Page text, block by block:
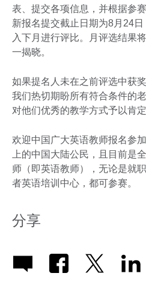
表、提交各项信息，并根据参
新报名提交截止日期为8月24
入下月进行评比。月评选结果
一揭晓。
如果提名人未在之前评选中获
我们热切期盼所有符合条件的
对他们优秀的教学方式予以肯定
欢迎中国广大英语教师报名参
上的中国大陆公民，且目前是
师（即英语教师），无论是就
者英语培训中心，都可参赛。
分享